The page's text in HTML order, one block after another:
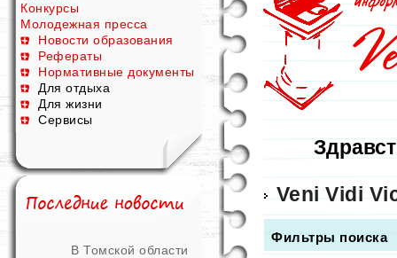
Конкурсы
Молодежная пресса
Новости образования
Рефераты
Нормативные документы
Для отдыха
Для жизни
Сервисы
В Томской области
Veni Vidi
Фильтры поиска